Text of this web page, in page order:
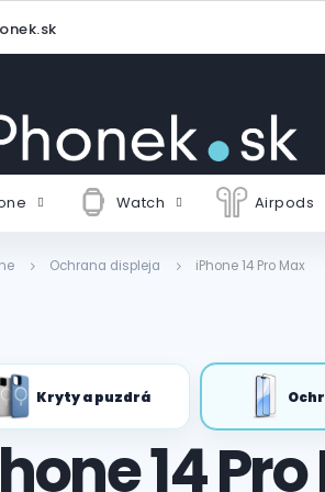
Watch Airpods
Ochrana displeja iPhone 14 Pro Max
Kryty a puzdrá
14